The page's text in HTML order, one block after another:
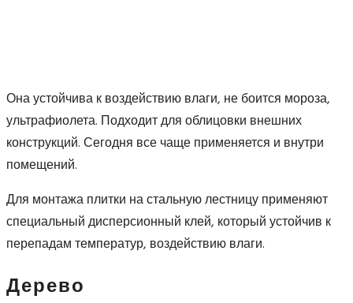
Она устойчива к воздействию влаги, не боится мороза,
ультрафиолета. Подходит для облицовки внешних
конструкций. Сегодня все чаще применяется и внутри
помещений.
Для монтажа плитки на стальную лестницу применяют
специальный дисперсионный клей, который устойчив к
перепадам температур, воздействию влаги.
Дерево